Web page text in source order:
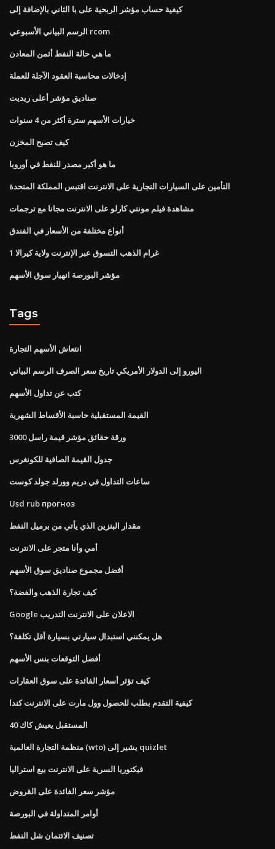
كيفية حساب مؤشر الربحية على با الثاني بالإضافة إلى
الرسم البياني الأسبوعي rcom
ما هي حالة النفط أثمن المعادن
إدخالات محاسبة العقود الآجلة للعملة
صناديق مؤشر أعلى ريديت
خيارات الأسهم سترة أكثر من 4 سنوات
كيف تصبح المخزن
ما هو أكبر مصدر للنفط في أوروبا
التأمين على السيارات التجارية على الانترنت اقتبس المملكة المتحدة
مشاهدة فيلم مونتي كارلو على الانترنت مجانا مع ترجمات
أنواع مختلفة من الأسعار في الفندق
1 غرام الذهب التسوق عبر الإنترنت ولاية كيرالا
مؤشر البورصة انهيار سوق الأسهم
Tags
انتعاش الأسهم التجارة
اليورو إلى الدولار الأمريكي تاريخ سعر الصرف الرسم البياني
كتب عن تداول الأسهم
القيمة المستقبلية حاسبة الأقساط الشهرية
ورقة حقائق مؤشر قيمة راسل 3000
جدول القيمة الصافية للكونغرس
ساعات التداول في دريم وورلد جولد كوست
Usd rub прогноз
مقدار البنزين الذي يأتي من برميل النفط
أمي وأنا متجر على الانترنت
أفضل مجموع صناديق سوق الأسهم
كيف تجارة الذهب والفضة؟
Google الاعلان على الانترنت التدريب
هل يمكنني استبدال سيارتي بسيارة أقل تكلفة؟
أفضل التوقعات بنس الأسهم
كيف تؤثر أسعار الفائدة على سوق العقارات
كيفية التقدم بطلب للحصول وول مارت على الانترنت كندا
المستقبل يعيش كاك 40
منظمة التجارة العالمية (wto) يشير إلى quizlet
فيكتوريا السرية على الانترنت بيع استراليا
مؤشر سعر الفائدة على القروض
أوامر المتداولة في البورصة
تصنيف الائتمان شل النفط